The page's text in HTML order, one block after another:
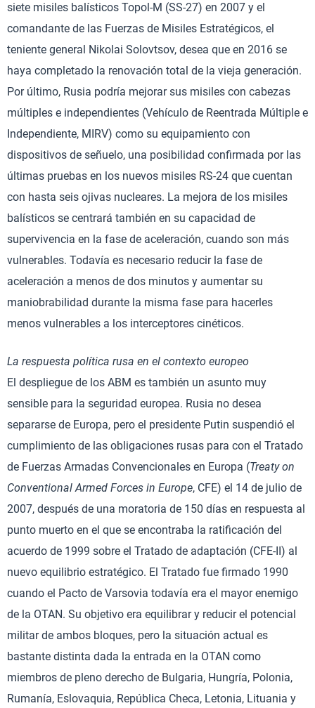
siete misiles balísticos Topol-M (SS-27) en 2007 y el
comandante de las Fuerzas de Misiles Estratégicos, el
teniente general Nikolai Solovtsov, desea que en 2016 se
haya completado la renovación total de la vieja generación.
Por último, Rusia podría mejorar sus misiles con cabezas
múltiples e independientes (Vehículo de Reentrada Múltiple e
Independiente, MIRV) como su equipamiento con
dispositivos de señuelo, una posibilidad confirmada por las
últimas pruebas en los nuevos misiles RS-24 que cuentan
con hasta seis ojivas nucleares. La mejora de los misiles
balísticos se centrará también en su capacidad de
supervivencia en la fase de aceleración, cuando son más
vulnerables. Todavía es necesario reducir la fase de
aceleración a menos de dos minutos y aumentar su
maniobrabilidad durante la misma fase para hacerles
menos vulnerables a los interceptores cinéticos.
La respuesta política rusa en el contexto europeo
El despliegue de los ABM es también un asunto muy
sensible para la seguridad europea. Rusia no desea
separarse de Europa, pero el presidente Putin suspendió el
cumplimiento de las obligaciones rusas para con el Tratado
de Fuerzas Armadas Convencionales en Europa (Treaty on
Conventional Armed Forces in Europe, CFE) el 14 de julio de
2007, después de una moratoria de 150 días en respuesta al
punto muerto en el que se encontraba la ratificación del
acuerdo de 1999 sobre el Tratado de adaptación (CFE-II) al
nuevo equilibrio estratégico. El Tratado fue firmado 1990
cuando el Pacto de Varsovia todavía era el mayor enemigo
de la OTAN. Su objetivo era equilibrar y reducir el potencial
militar de ambos bloques, pero la situación actual es
bastante distinta dada la entrada en la OTAN como
miembros de pleno derecho de Bulgaria, Hungría, Polonia,
Rumanía, Eslovaquia, República Checa, Letonia, Lituania y